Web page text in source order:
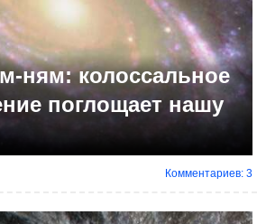
ням: колоссальное
поглощает нашу
Комментариев: 3